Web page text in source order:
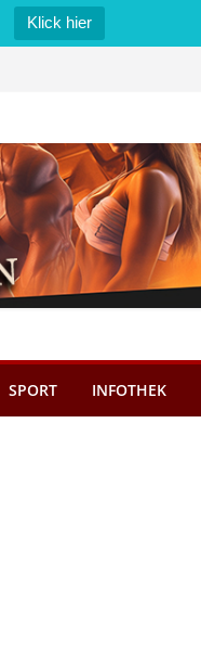
Klick hier
SPORT INFOTHEK